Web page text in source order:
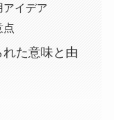
アイデア
点
た意味と由